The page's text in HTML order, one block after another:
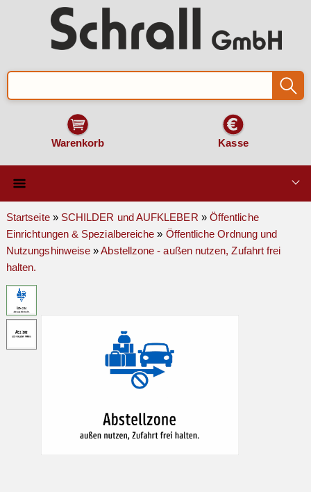
Warenkorb Kasse
Qualität & Technik
SCHILDER und AUFKLEBER
Montage & Zubehör
Startseite» SCHILDER und AUFKLEBER » Öffentliche
Einrichtungen & Spezialbereiche » Öffentliche Ordnung und
Nutzungshinweise »Abstellzone - außen nutzen, Zufahrt frei
halten.